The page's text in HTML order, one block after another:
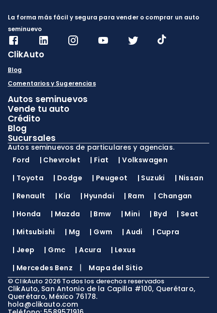
La forma más fácil y segura para vender o comprar un auto
seminuevo
ClikAuto
Blog
Comentarios y Sugerencias
Autos seminuevos
Vende tu auto
Crédito
Blog
Sucursales
Autos seminuevos de particulares y agencias.
Ford
| Chevrolet | Fiat |Volkswagen
| Toyota | Dodge | Peugeot | Suzuki | Nissan
| Renault | Kia | Hyundai | Ram | Changan
| Honda | Mazda | Bmw | Mini | Byd | Seat
| Mitsubishi | Mg | Gwm |Audi | Cupra
| Jeep | Gmc |Acura | Lexus
| Mercedes Benz | Mapa del Sitio
© ClikAuto 2026 Todos los derechos reservados
ClikAuto, San Antonio de la Capilla #100, Querétaro,
Querétaro, México 76178.
hola@clikauto.com